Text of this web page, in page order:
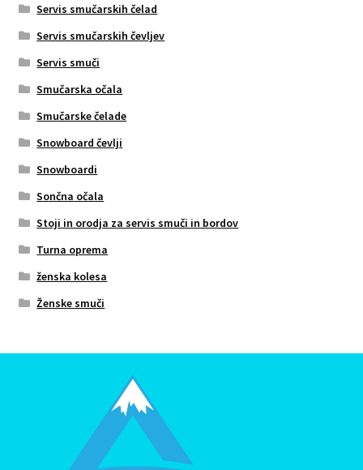
Servis smučarskih čelad
Servis smučarskih čevljev
Servis smuči
Smučarska očala
Smučarske čelade
Snowboard čevlji
Snowboardi
Sončna očala
Stoji in orodja za servis smuči in bordov
Turna oprema
ženska kolesa
Ženske smuči